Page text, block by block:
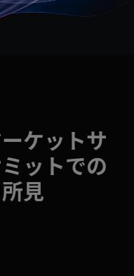
ケットサ
ットでの
見